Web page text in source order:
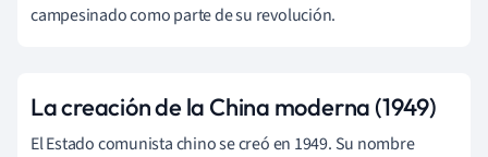
campesinado como parte de su revolución.
La creación de la China moderna (1949)
El Estado comunista chino se creó en 1949. Su nombre